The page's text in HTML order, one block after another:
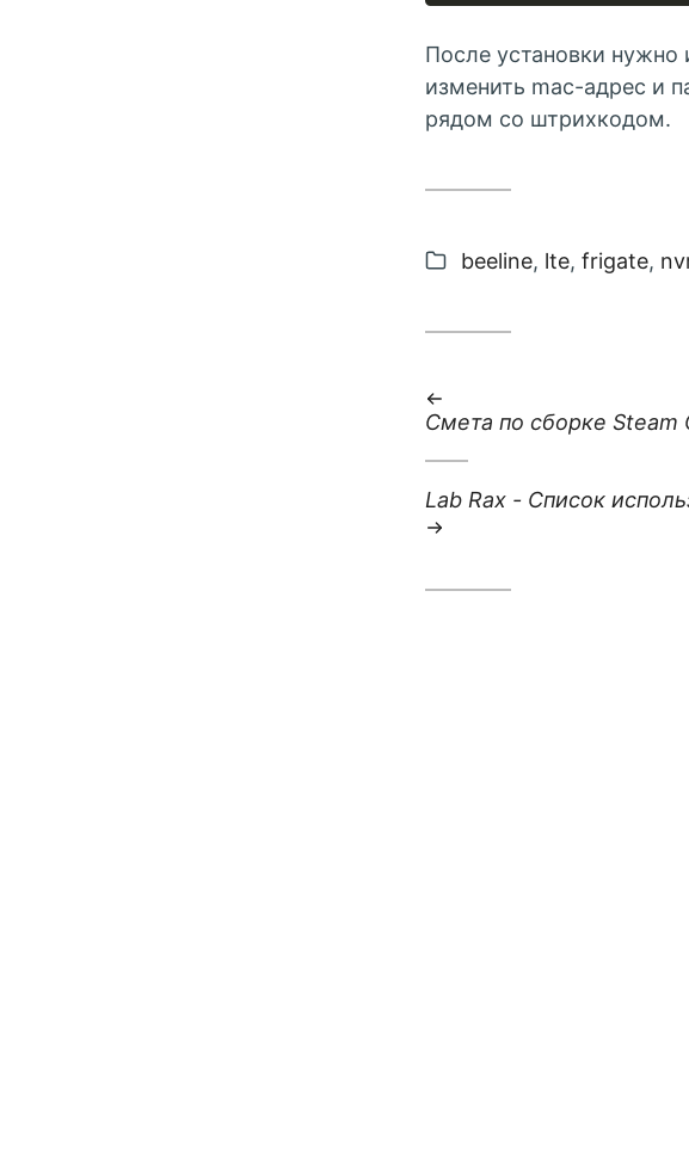
После установки
изменить mac-адрес и
рядом со штрихкодом.
categories:
beeline, lte, frigate,
:Смета по сборке Steam
:Lab Rax - Список